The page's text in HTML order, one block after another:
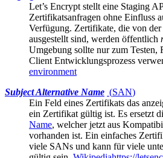
Let’s Encrypt stellt eine Staging
Zertifikatsanfragen ohne Einfluss
Verfügung. Zertifikate, die von
ausgestellt sind, werden öffentlich
Umgebung sollte nur zum Testen,
Client Entwicklungsprozess
environment
Subject Alternative Name (SAN)
Ein Feld eines Zertifikats das
ein Zertifikat gültig ist. Es ersetzt
Name, welcher jetzt aus
vorhanden ist. Ein einfaches
viele SANs und kann für viele